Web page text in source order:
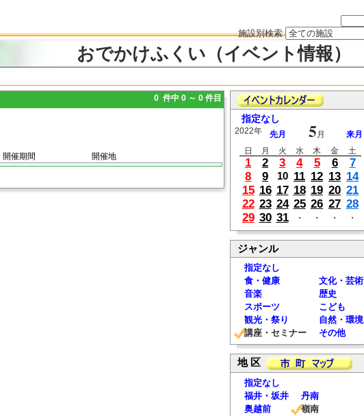
施設別検索
おでかけふくい（イベント情報）
0 件中 0 ～ 0 件目
開催期間 開催地
指定なし
2022年 先月 5 月
来月
日
月 火 水 木 金 土
1 2 3 4 5 6
7
8
9 10 11 12 13 14
15 16 17 18 19 20 21
22 23 24 25 26 27 28
29 30 31 ・ ・ ・ ・
ジャンル
指定なし
食・健康
文化・芸術
音楽
歴史
スポーツ
こども
観光・祭り
自然・環境
講座・セミナー
その他
地 区
指定なし
福井・坂井
丹南
奥越前
嶺南